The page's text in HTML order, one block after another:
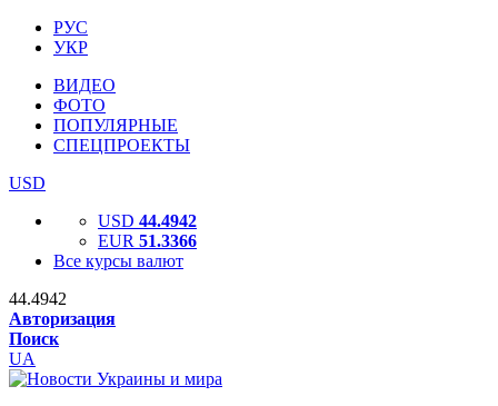
РУС
УКР
ВИДЕО
ФОТО
ПОПУЛЯРНЫЕ
СПЕЦПРОЕКТЫ
USD
USD 44.4942
EUR 51.3366
Все курсы валют
44.4942
Авторизация
Поиск
UA